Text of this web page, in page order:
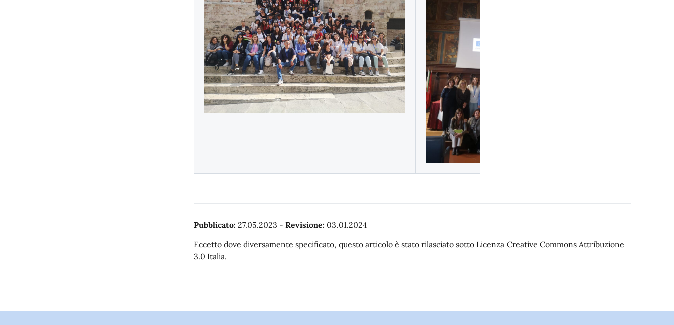
Pubblicato: 27.05.2023 - Revisione: 03.01.2024
Eccetto dove diversamente specificato, questo articolo è stato rilasciato sotto Licenza Creative Commons Attribuzione
3.0 Italia.